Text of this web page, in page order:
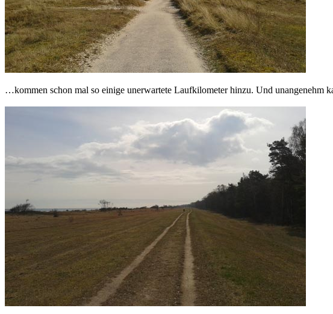
…kommen schon mal so einige unerwartete Laufkilometer hinzu. Und unangenehm